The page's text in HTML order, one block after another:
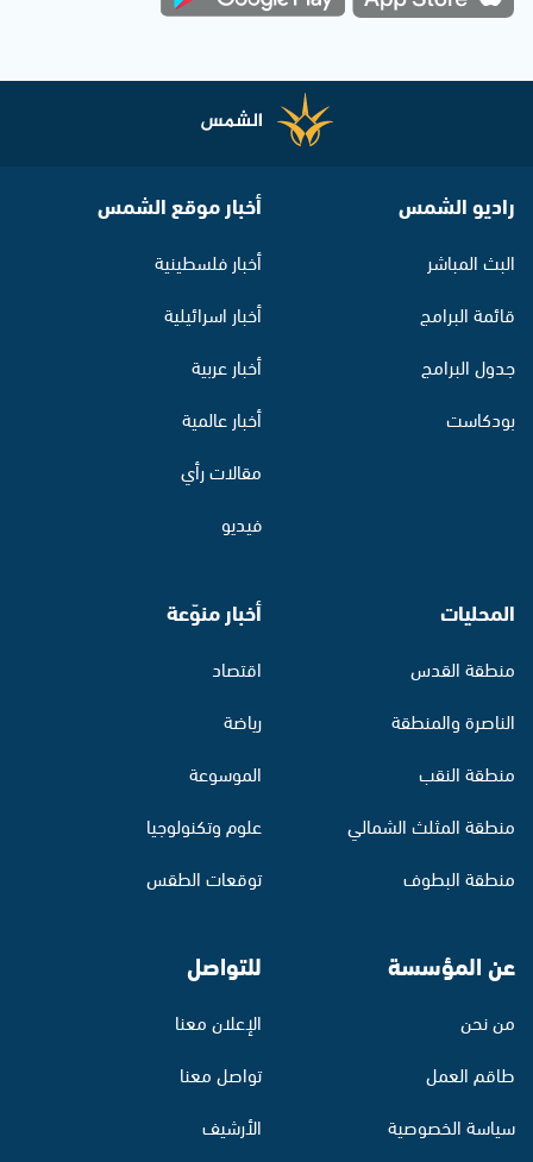
راديو الشمس
البث المباشر
قائمة البرامج
جدول البرامج
بودكاست
أخبار موقع الشمس
أخبار فلسطينية
أخبار اسرائيلية
أخبار عربية
أخبار عالمية
مقالات رأي
فيديو
المحليات
منطقة القدس
الناصرة والمنطقة
منطقة النقب
منطقة المثلث الشمالي
منطقة البطوف
أخبار منوّعة
اقتصاد
رياضة
الموسوعة
علوم وتكنولوجيا
توقعات الطقس
عن المؤسسة
من نحن
طاقم العمل
سياسة الخصوصية
للتواصل
الإعلان معنا
تواصل معنا
الأرشيف